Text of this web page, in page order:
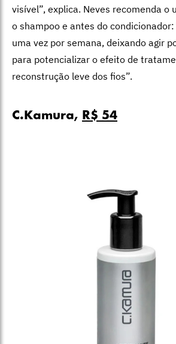
visível”, explica. Neves recomenda o
o shampoo e antes do
uma vez por semana, deixando agir
para potencializar o efeito de
reconstrução leve dos fios”.
C.Kamura, R$ 54